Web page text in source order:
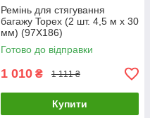
Ремінь для стягування
багажу Topex (2 шт. 4,5 м x 30
мм) (97X186)
Готово до відправки
1 010 ₴ 1 111 ₴
Купити